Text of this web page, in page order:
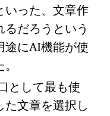
いった、文章作
だろうという
途にAI機能が使
として最も使
文章を選択し